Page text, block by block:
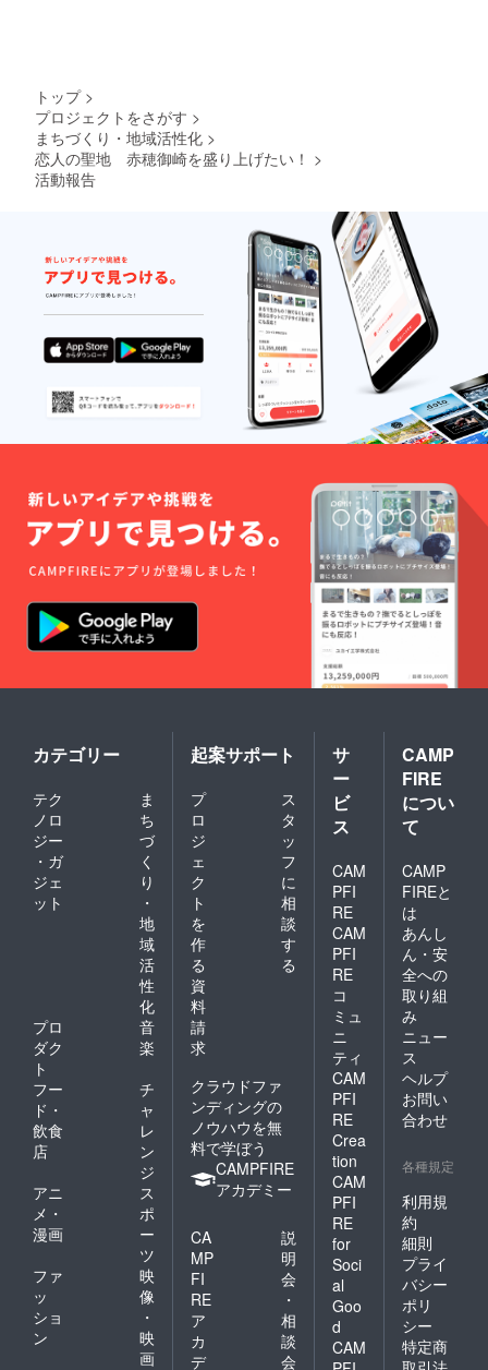
トップ >
プロジェクトをさがす >
まちづくり・地域活性化 >
恋人の聖地 赤穂御崎を盛り上げたい！ >
活動報告
カテゴリー
テク
ノロ
ジー
・ガ
ジェ
ット
ま
ち
づ
く
り
・
地
域
活
性
化
プロ
ダク
ト
音
楽
フー
ド・
飲食
店
チ
ャ
レ
ン
ジ
アニ
メ・
漫画
ス
ポ
ー
ツ
ファ
ッ
ショ
ン
映
像
・
映
画
起案サポート
プ
ロ
ジ
ェ
ク
ト
を
作
る
ス
タ
ッ
フ
に
相
談
す
る
資
料
請
求
クラウドファ
ンディングの
ノウハウを無
料で学ぼう
CAMPFIRE
アカデミー
CA
MP
FI
RE
ア
カ
デ
説
明
会
・
相
談
会
サ
ー
ビ
ス
CAM
PFI
RE
CAM
PFI
RE
コ
ミュ
ニ
ティ
CAM
PFI
RE
Crea
tion
CAM
PFI
RE
for
Soci
al
Goo
d
CAM
CAMP
FIRE
につい
て
CAMP
FIREと
は
あんし
ん・安
全への
取り組
み
ニュー
ス
ヘルプ
お問い
合わせ
各種規定
利用規
約
細則
プライ
バシー
ポリ
シー
特定商